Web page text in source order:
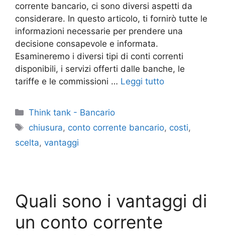
corrente bancario, ci sono diversi aspetti da
considerare. In questo articolo, ti fornirò tutte le
informazioni necessarie per prendere una
decisione consapevole e informata.
Esamineremo i diversi tipi di conti correnti
disponibili, i servizi offerti dalle banche, le
tariffe e le commissioni … Leggi tutto
Categorie
Think tank - Bancario
Tag
chiusura, conto corrente bancario, costi,
scelta, vantaggi
Quali sono i vantaggi di
un conto corrente